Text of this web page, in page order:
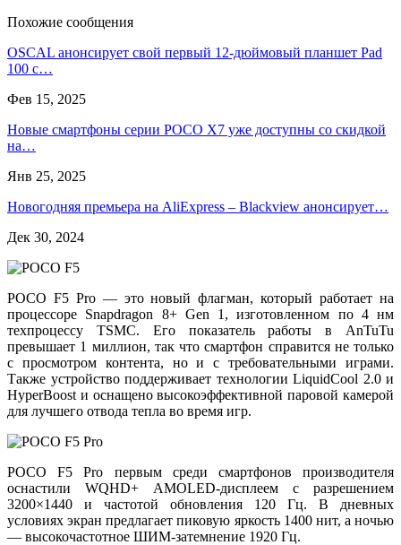
Похожие сообщения
OSCAL анонсирует свой первый 12-дюймовый планшет Pad
100 с…
Фев 15, 2025
Новые смартфоны серии POCO X7 уже доступны со скидкой
на…
Янв 25, 2025
Новогодняя премьера на AliExpress – Blackview анонсирует…
Дек 30, 2024
POCO F5 Pro — это новый флагман, который работает на
процессоре Snapdragon 8+ Gen 1, изготовленном по 4 нм
техпроцессу TSMC. Его показатель работы в AnTuTu
превышает 1 миллион, так что смартфон справится не только
с просмотром контента, но и с требовательными играми.
Также устройство поддерживает технологии LiquidCool 2.0 и
HyperBoost и оснащено высокоэффективной паровой камерой
для лучшего отвода тепла во время игр.
POCO F5 Pro первым среди смартфонов производителя
оснастили WQHD+ AMOLED-дисплеем с разрешением
3200×1440 и частотой обновления 120 Гц. В дневных
условиях экран предлагает пиковую яркость 1400 нит, а ночью
— высокочастотное ШИМ-затемнение 1920 Гц.